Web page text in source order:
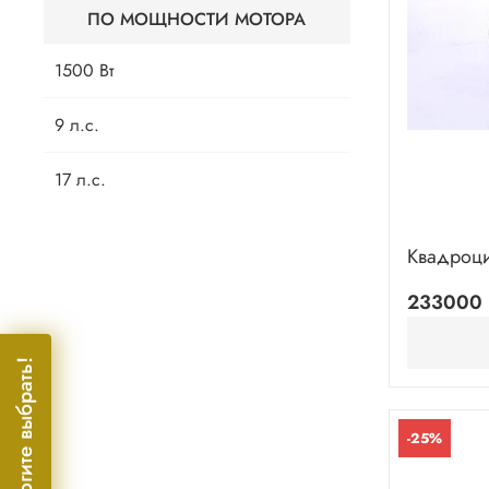
Помогите выбрать!
233000
-25%
ПО МОЩНОСТИ МОТОРА
1500 Вт
9 л.с.
17 л.с.